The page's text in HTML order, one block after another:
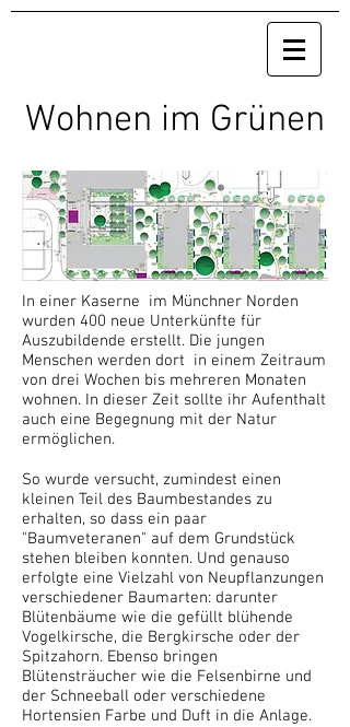
Wohnen im Grünen
In einer Kaserne im Münchner Norden
wurden 400 neue Unterkünfte für
Auszubildende erstellt. Die jungen
Menschen werden dort in einem Zeitraum
von drei Wochen bis mehreren Monaten
wohnen. In dieser Zeit sollte ihr Aufenthalt
auch eine Begegnung mit der Natur
ermöglichen.
So wurde versucht, zumindest einen
kleinen Teil des Baumbestandes zu
erhalten, so dass ein paar
"Baumveteranen" auf dem Grundstück
stehen bleiben konnten. Und genauso
erfolgte eine Vielzahl von Neupflanzungen
verschiedener Baumarten: darunter
Blütenbäume wie die gefüllt blühende
Vogelkirsche, die Bergkirsche oder der
Spitzahorn. Ebenso bringen
Blütensträucher wie die Felsenbirne und
der Schneeball oder verschiedene
Hortensien Farbe und Duft in die Anlage.